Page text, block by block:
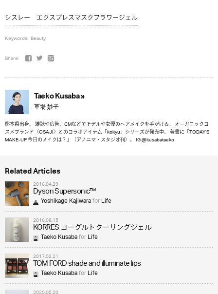
シスレー エクスプレスマスクフラワージェル
Keywords: Beauty
Share:
Taeko Kusaba »
草場 妙子
熊本県出身。 雑誌や広告、CMなどでモデルや女優のヘアメイクを手がける。 オーガニックコ
スメブランド〈OSAJI〉とのコラボアイテム「kokyu」シリーズが発売中。 著書に「TODAY’S
MAKE-UP 今日のメイクは？」（アノニマ・スタジオ刊）。 IG @kusabataeko
Related Articles
2016.04.29
Dyson Supersonic™
Yoshikage KajiwaraforLife
2016.08.15
KORRES ヨーグルトクーリングジェル
Taeko KusabaforLife
2017.02.21
TOM FORD shade and illuminate lips
Taeko KusabaforLife